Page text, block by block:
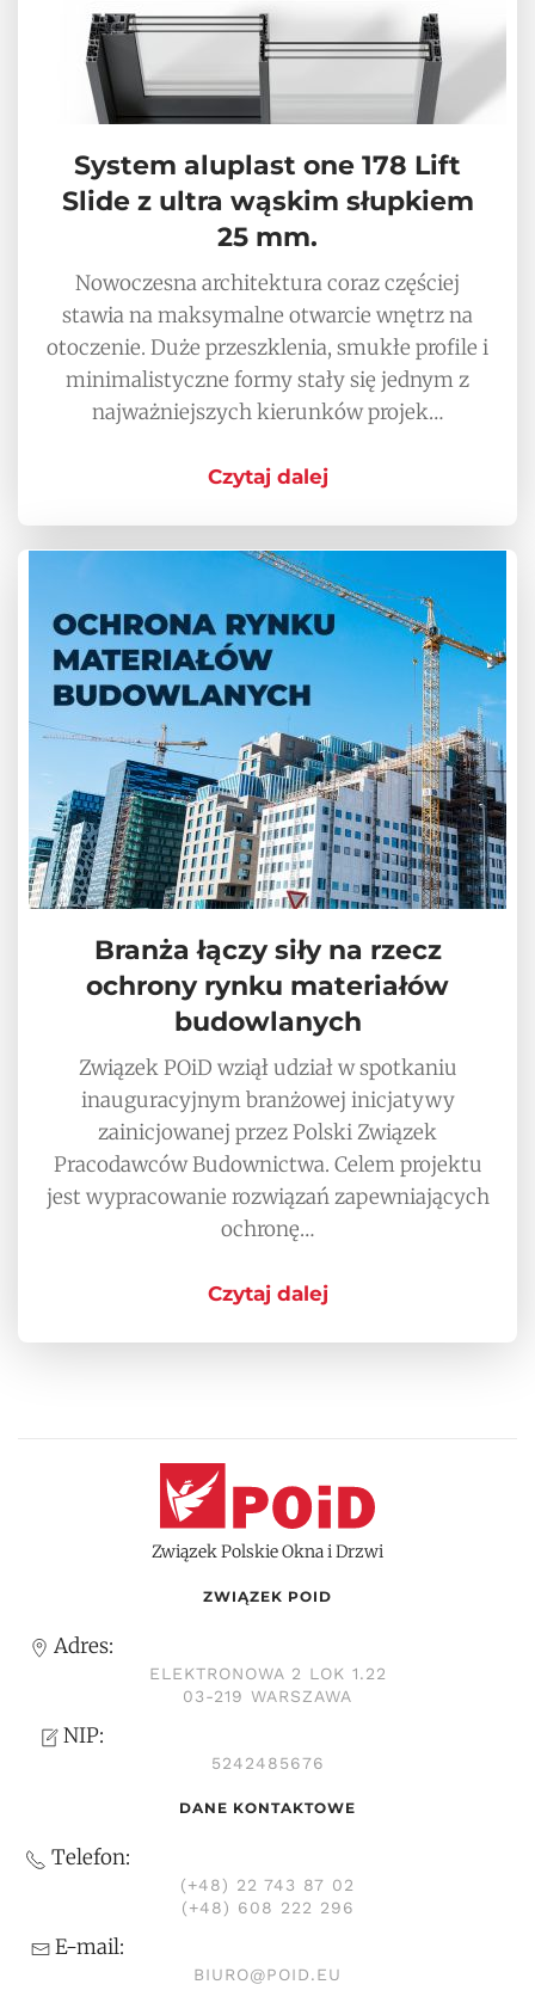
System aluplast one 178 Lift
Slide z ultra wąskim słupkiem
25 mm.
Nowoczesna architektura coraz częściej
stawia na maksymalne otwarcie wnętrz na
otoczenie. Duże przeszklenia, smukłe profile i
minimalistyczne formy stały się jednym z
najważniejszych kierunków projek…
Czytaj dalej
Branża łączy siły na rzecz
ochrony rynku materiałów
budowlanych
Związek POiD wziął udział w spotkaniu
inauguracyjnym branżowej inicjatywy
zainicjowanej przez Polski Związek
Pracodawców Budownictwa. Celem projektu
jest wypracowanie rozwiązań zapewniających
ochronę…
Czytaj dalej
Związek Polskie Okna i Drzwi
ZWIĄZEK POID
Adres:
ELEKTRONOWA 2 LOK 1.22
03-219 WARSZAWA
NIP:
5242485676
DANE KONTAKTOWE
Telefon:
(+48) 22 743 87 02
(+48) 608 222 296
E-mail:
BIURO@POID.EU